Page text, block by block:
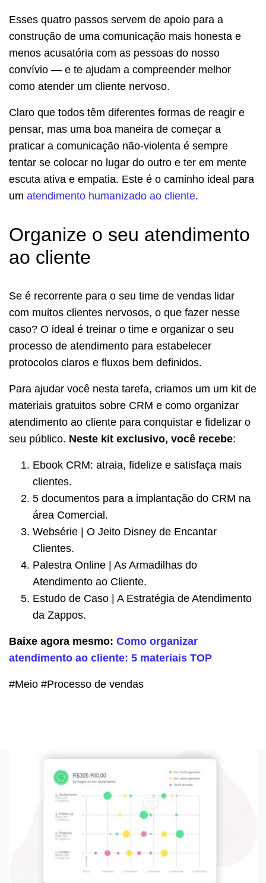
Esses quatro passos servem de apoio para a
construção de uma comunicação mais honesta e
menos acusatória com as pessoas do nosso
convívio — e te ajudam a compreender melhor
como atender um cliente nervoso.
Claro que todos têm diferentes formas de reagir e
pensar, mas uma boa maneira de começar a
praticar a comunicação não-violenta é sempre
tentar se colocar no lugar do outro e ter em mente
escuta ativa e empatia. Este é o caminho ideal para
um atendimento humanizado ao cliente.
Organize o seu atendimento
ao cliente
Se é recorrente para o seu time de vendas lidar
com muitos clientes nervosos, o que fazer nesse
caso? O ideal é treinar o time e organizar o seu
processo de atendimento para estabelecer
protocolos claros e fluxos bem definidos.
Para ajudar você nesta tarefa, criamos um um kit de
materiais gratuitos sobre CRM e como organizar
atendimento ao cliente para conquistar e fidelizar o
seu público. Neste kit exclusivo, você recebe:
Ebook CRM: atraia, fidelize e satisfaça mais
clientes.
5 documentos para a implantação do CRM na
área Comercial.
Websérie | O Jeito Disney de Encantar
Clientes.
Palestra Online | As Armadilhas do
Atendimento ao Cliente.
Estudo de Caso | A Estratégia de Atendimento
da Zappos.
Baixe agora mesmo: Como organizar
atendimento ao cliente: 5 materiais TOP
#Meio #Processo de vendas